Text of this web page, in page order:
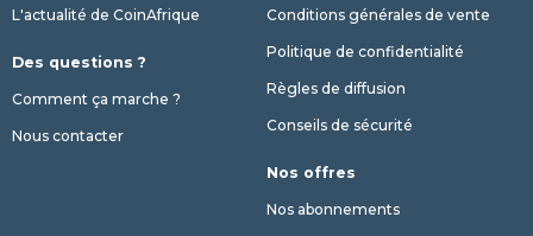
L'actualité de CoinAfrique
Des questions ?
Comment ça marche ?
Nous contacter
Conditions générales de vente
Politique de confidentialité
Règles de diffusion
Conseils de sécurité
Nos offres
Nos abonnements